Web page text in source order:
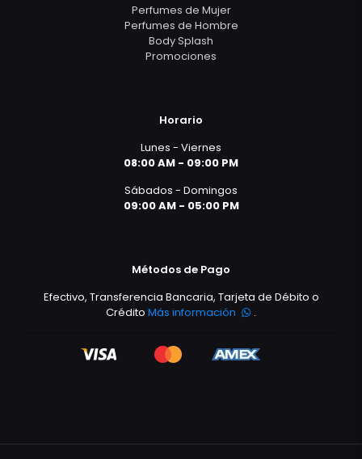
Perfumes de Mujer
Perfumes de Hombre
Body Splash
Promociones
Horario
Lunes - Viernes
08:00 AM - 09:00 PM
Sábados - Domingos
09:00 AM - 05:00 PM
Métodos de Pago
Efectivo, Transferencia Bancaria, Tarjeta de Débito o
CréditoMás información .